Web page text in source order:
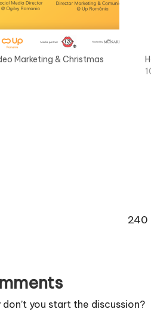
Marketing & Christmas
240
you start the discussion?